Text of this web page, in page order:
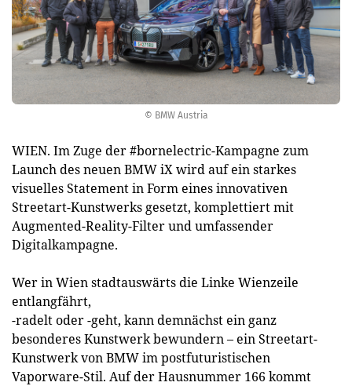
© BMW Austria
WIEN. Im Zuge der #bornelectric-Kampagne zum
Launch des neuen BMW iX wird auf ein starkes
visuelles Statement in Form eines innovativen
Streetart-Kunstwerks gesetzt, komplettiert mit
Augmented-Reality-Filter und umfassender
Digitalkampagne.
Wer in Wien stadtauswärts die Linke Wienzeile
entlangfährt,
-radelt oder -geht, kann demnächst ein ganz
besonderes Kunstwerk bewundern – ein Streetart-
Kunstwerk von BMW im postfuturistischen
Vaporware-Stil. Auf der Hausnummer 166 kommt